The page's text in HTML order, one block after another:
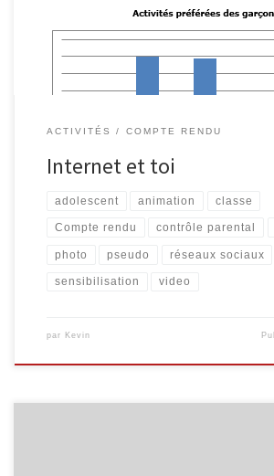
réfléchir à l’utilisation qu’ils font d’Internet et
ACTIVITÉS COMPTE RENDU
Internet et toi
adolescent animation classe
Compte rendu contrôle parental
photo pseudo réseaux sociaux
sensibilisation video
par Kevin